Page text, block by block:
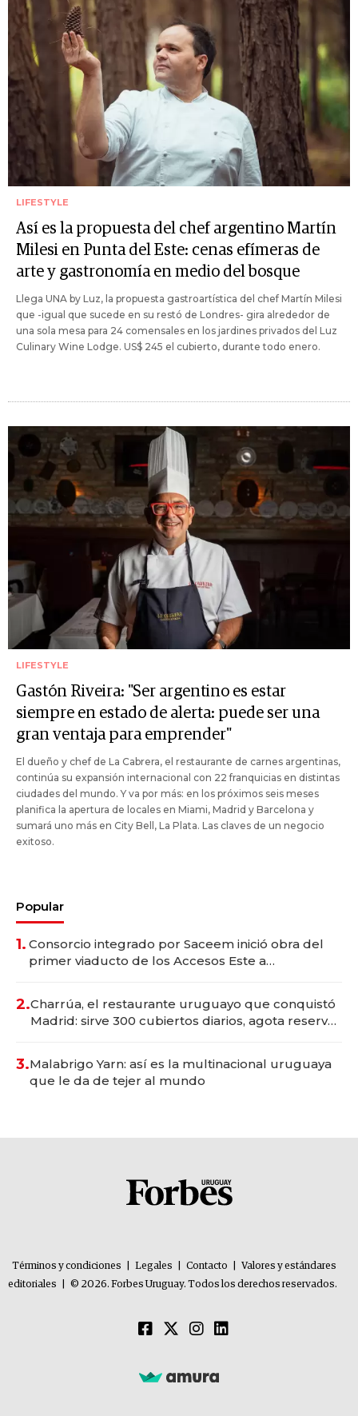
LIFESTYLE
Así es la propuesta del chef argentino Martín
Milesi en Punta del Este: cenas efímeras de
arte y gastronomía en medio del bosque
Llega UNA by Luz, la propuesta gastroartística del chef Martín Milesi
que -igual que sucede en su restó de Londres- gira alrededor de
una sola mesa para 24 comensales en los jardines privados del Luz
Culinary Wine Lodge. US$ 245 el cubierto, durante todo enero.
LIFESTYLE
Gastón Riveira: "Ser argentino es estar
siempre en estado de alerta: puede ser una
gran ventaja para emprender"
El dueño y chef de La Cabrera, el restaurante de carnes argentinas,
continúa su expansión internacional con 22 franquicias en distintas
ciudades del mundo. Y va por más: en los próximos seis meses
planifica la apertura de locales en Miami, Madrid y Barcelona y
sumará uno más en City Bell, La Plata. Las claves de un negocio
exitoso.
Popular
1. Consorcio integrado por Saceem inició obra del
primer viaducto de los Accesos Este a
2.Charrúa, el restaurante uruguayo que conquistó
Madrid: sirve 300 cubiertos diarios, agota reservas
3.Malabrigo Yarn: así es la multinacional uruguaya
que le da de tejer al mundo
Términos y condiciones Legales Contacto
Valores y estándares
editoriales
© 2026. Forbes Uruguay. Todos los derechos reservados.